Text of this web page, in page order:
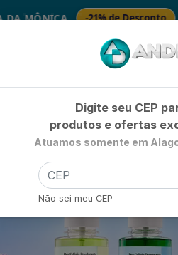
-21% de Desconto 🚚
Já é
Digite seu CEP
produtos e ofertas
Atuamos somente em
Não sei meu CEP